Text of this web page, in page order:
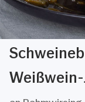
Weißwein-